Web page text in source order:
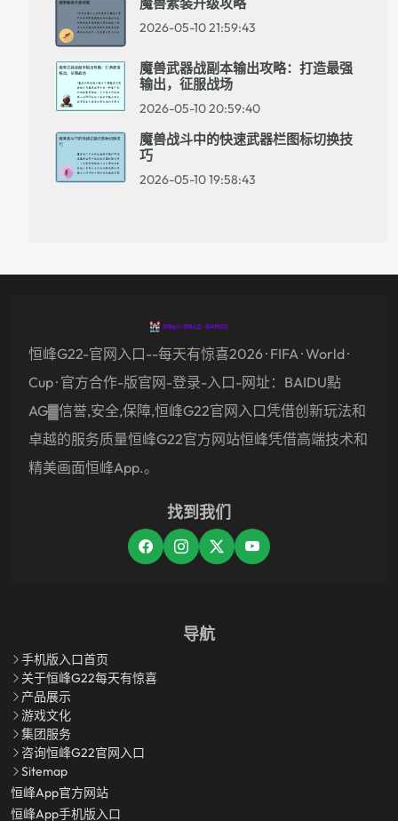
2026-05-10 21:59:43
魔兽武器战副本输出攻略：打造最强
输出，征服战场
2026-05-10 20:59:40
魔兽战斗中的快速武器栏图标切换技
巧
2026-05-10 19:58:43
恒峰g22-官网入口--每天有惊喜2026 · FIFA · World ·
Cup · 官方合作-版官网-登录-入口-网址：BAIDU點
AG▓信誉,安全,保障,恒峰g22官网入口凭借创新玩法和
卓越的服务质量恒峰g22官方网站恒峰凭借高端技术和
精美画面恒峰app.。
找到我们
导航
手机版入口首页
关于恒峰g22每天有惊喜
产品展示
游戏文化
集团服务
咨询恒峰g22官网入口
Sitemap
恒峰app官方网站
恒峰app手机版入口